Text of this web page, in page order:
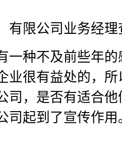
有限公司业务经理
一种不及前些年
业很有益处的，
司，是否有适合
司起到了宣传作用